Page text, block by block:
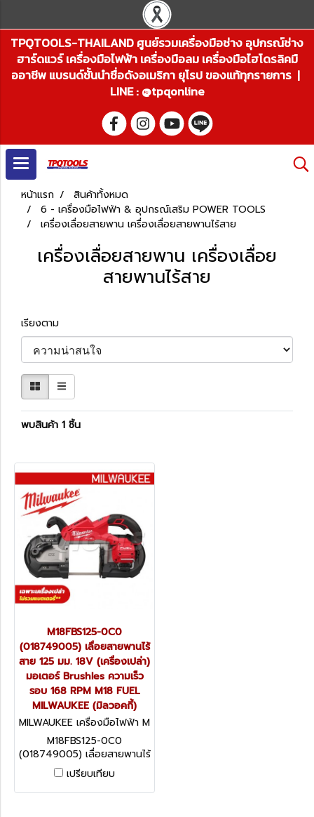
TPQTOOLS-THAILAND ศูนย์รวมเครื่องมือช่าง อุปกรณ์ช่าง
ฮาร์ดแวร์ เครื่องมือไฟฟ้า เครื่องมือลม เครื่องมือไฮโดรลิคมื
ออาชีพ แบรนด์ชั้นนำชื่อดังอเมริกา ยุโรป ของแท้ทุกรายการ |
LINE : @tpqonline
หน้าแรก
สินค้าทั้งหมด
6 - เครื่องมือไฟฟ้า & อุปกรณ์เสริม POWER TOOLS
เครื่องเลื่อยสายพาน เครื่องเลื่อยสายพานไร้สาย
เครื่องเลื่อยสายพาน เครื่องเลื่อย
สายพานไร้สาย
เรียงตาม
พบสินค้า 1 ชิ้น
M18FBS125-0C0
(018749005) เลื่อยสายพานไร้
สาย 125 มม. 18V (เครื่องเปล่า)
มอเตอร์ Brushles ความเร็ว
รอบ 168 RPM M18 FUEL
MILWAUKEE (มิลวอคกี้)
MILWAUKEE เครื่องมือไฟฟ้า M
18FBS125-0C0 (01874900
5)
M18FBS125-0C0
(018749005) เลื่อยสายพานไร้
สาย 125 มม. 18V (เครื่องเปล่า)
มอเตอร์ Brushles ความเร็ว
รอบ 168 RPM M18 FUEL
เปรียบเทียบ